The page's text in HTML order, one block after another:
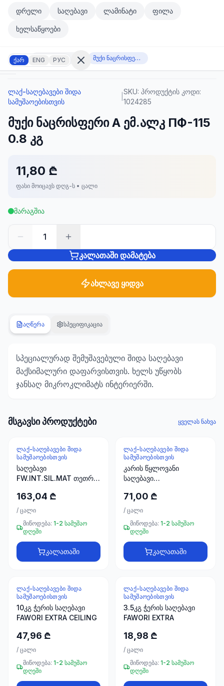
მთავარ კონტენტზე გადასვლა
მთავარ კონტენტზე გადასვლა
დრელი საღებავი ლამინატი ფილა
ხელსაწყოები
ქარ ENG РУС
შესვლა
გაქვთ
ანგარიში?
რეგისტრაცია
ᲙᲐᲢᲔᲒᲝᲠᲘᲔᲑᲘ
ეზო
პროდუქტი
მასალები
489
პროდუქტი
107
პროდუქტი
ხელსაწყოები
50 პროდუქტი
მასალები
სამაგრები
პროდუქტი
სახლი და
ინტერიერი
10
პროდუქტი
+995
23
66
ლაქ-საღებავები შიდა სამუშაოებისთვის მუქი ნაცრისფერი А ემ.ალკ ПФ-115 0.8 კგ
ლაქ-საღებავები შიდა
სამუშაოებისთვის
SKU:პროდუქტის კოდი:
1024285
მუქი ნაცრისფერი А ემ.ალკ ПФ-115
0.8 კგ
11,80 ₾
ფასი მოიცავს დღგ-ს • ცალი
მარაგშია
1
კალათაში დამატება
ახლავე ყიდვა
აღწერა სპეციფიკაცია
სპეციალურად შემუშავებული შიდა საღებავი
მაქსიმალური დაფარვისთვის. ხელს უწყობს
ჯანსაღ მიკროკლიმატს ინტერიერში.
მსგავსი პროდუქტები ყველას ნახვა
ᲚᲐᲥ-ᲡᲐᲦᲔᲑᲐᲕᲔᲑᲘ ᲨᲘᲓᲐ
ᲡᲐᲛᲣᲨᲐᲝᲔᲑᲘᲡᲗᲕᲘᲡ
საღებავი
FW.INT.SIL.MAT თეთრი
163,04 ₾
/ ცალი
მიწოდება: 1-2 სამუშაო
დღეში
კალათაში
ᲚᲐᲥ-ᲡᲐᲦᲔᲑᲐᲕᲔᲑᲘ ᲨᲘᲓᲐ
ᲡᲐᲛᲣᲨᲐᲝᲔᲑᲘᲡᲗᲕᲘᲡ
კარის წყლოვანი
საღებავი
FAWORI
71,00 ₾
/ ცალი
მიწოდება: 1-2 სამუშაო
დღეში
კალათაში
ᲚᲐᲥ-ᲡᲐᲦᲔᲑᲐᲕᲔᲑᲘ ᲨᲘᲓᲐ
ᲡᲐᲛᲣᲨᲐᲝᲔᲑᲘᲡᲗᲕᲘᲡ
10კგ ჭერის საღებავი
FAWORI EXTRA CEILING
47,96 ₾
/ ცალი
მიწოდება: 1-2 სამუშაო
დღეში
ᲚᲐᲥ-ᲡᲐᲦᲔᲑᲐᲕᲔᲑᲘ ᲨᲘᲓᲐ
ᲡᲐᲛᲣᲨᲐᲝᲔᲑᲘᲡᲗᲕᲘᲡ
3.5კგ ჭერის საღებავი
FAWORI EXTRA
18,98 ₾
/ ცალი
მიწოდება: 1-2 სამუშაო
დღეში